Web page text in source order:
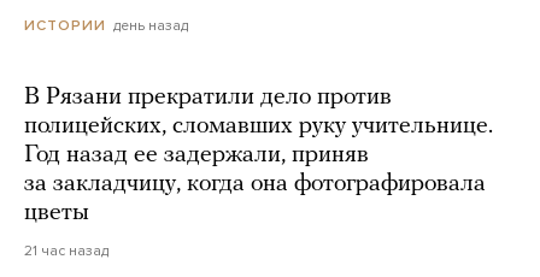
ИСТОРИИ день назад
В Рязани прекратили дело против
полицейских, сломавших руку учительнице.
Год назад ее задержали, приняв
за закладчицу, когда она фотографировала
цветы
21 час назад